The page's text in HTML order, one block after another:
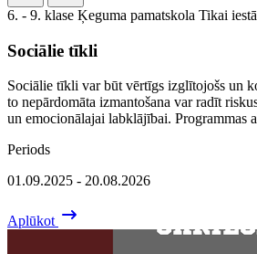
6. - 9. klase Ķeguma pamatskola Tikai
Sociālie tīkli
Sociālie tīkli var būt vērtīgs izglītojošs un
to nepārdomāta izmantošana var radīt
un emocionālajai labklājībai. Programmas
Periods
01.09.2025 - 20.08.2026
Aplūkot